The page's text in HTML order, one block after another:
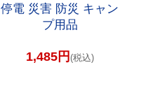
停電 災害 防災 キャン
プ用品
1,485円 (税込)